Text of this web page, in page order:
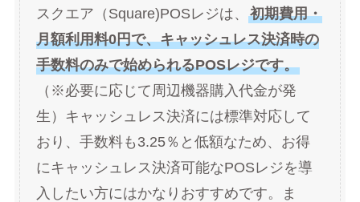
スクエア（Square)POSレジは、 初期費用・
月額利用料0円で、キャッシュレス決済時の
手数料のみで始められるPOSレジです。
（※必要に応じて周辺機器購入代金が発
生）キャッシュレス決済には標準対応して
おり、手数料も3.25％と低額なため、お得
にキャッシュレス決済可能なPOSレジを導
入したい方にはかなりおすすめです。ま